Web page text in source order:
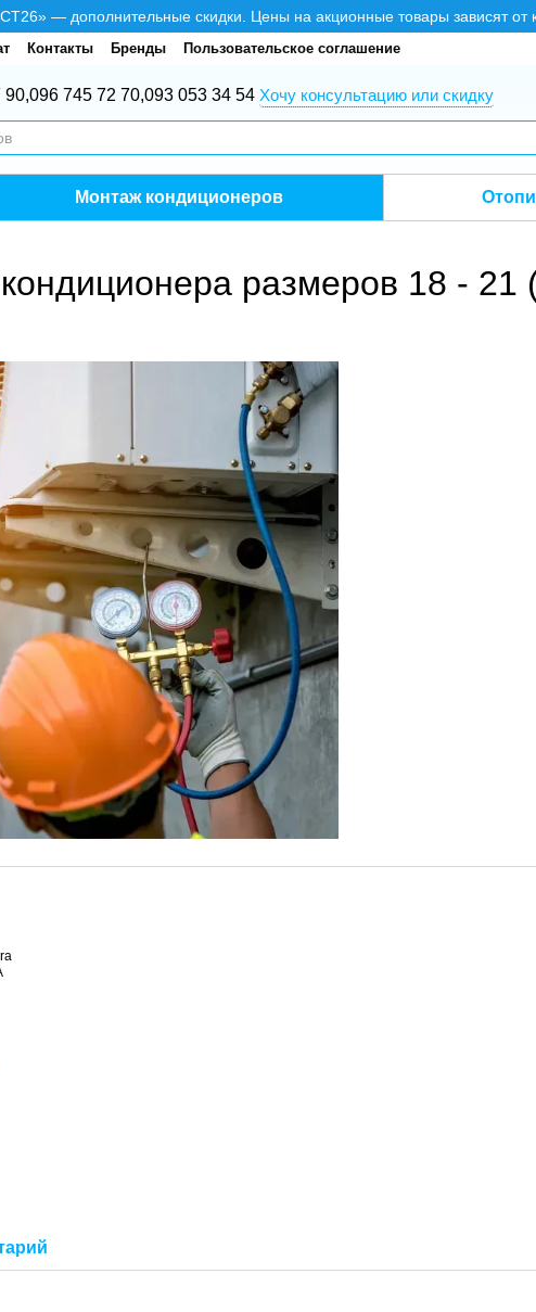
— дополнительные скидки. Цены на акционные товары зависят
Контакты Бренды Пользовательское соглашение
90,096 745 72 70,093 053 34 54 Хочу консультацию или скидку
Монтаж кондиционеров
размеров 18 - 21